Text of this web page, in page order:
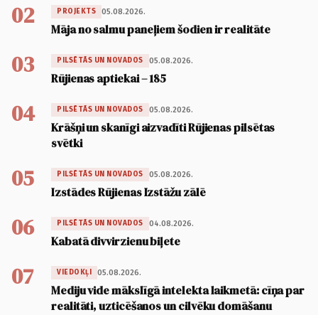
02 PROJEKTS 05.08.2026.
Māja no salmu paneļiem šodien ir realitāte
03 PILSĒTĀS UN NOVADOS 05.08.2026.
Rūjienas aptiekai – 185
04 PILSĒTĀS UN NOVADOS 05.08.2026.
Krāšņi un skanīgi aizvadīti Rūjienas pilsētas
svētki
05 PILSĒTĀS UN NOVADOS 05.08.2026.
Izstādes Rūjienas Izstāžu zālē
06 PILSĒTĀS UN NOVADOS 04.08.2026.
Kabatā divvirzienu biļete
07 VIEDOKĻI 05.08.2026.
Mediju vide mākslīgā intelekta laikmetā: cīņa par
realitāti, uzticēšanos un cilvēku domāšanu